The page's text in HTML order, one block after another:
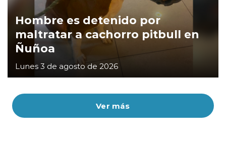
Ver más
Hombre es detenido por
maltratar a cachorro pitbull en
Ñuñoa
Lunes 3 de agosto de 2026